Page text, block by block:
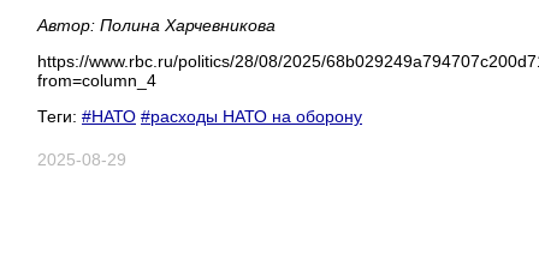
Автор: Полина Харчевникова
https://www.rbc.ru/politics/28/08/2025/
from=column_4
Теги: #НАТО #расходы НАТО на оборону
2025-08-29